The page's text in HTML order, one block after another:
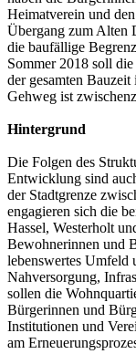
Heimatverein und
Übergang zum Alten
die baufällige
Sommer 2018 soll
der gesamten
Gehweg ist
Hintergrund
Die Folgen des
Entwicklung sind
der Stadtgrenze
engagieren sich die
Hassel, Westerholt
Bewohnerinnen und
lebenswertes Umfeld
Nahversorgung,
sollen die
Bürgerinnen und
Institutionen und
am